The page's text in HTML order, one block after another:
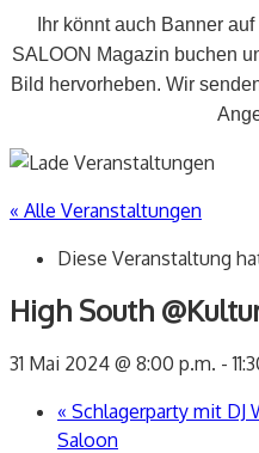
Ihr könnt auch Banner
SALOON Magazin buchen
Bild hervorheben. Wir
« Alle Veranstaltungen
Diese Veranstaltung
High South
31 Mai 2024 @ 8:00 p.m. -
« Schlagerparty mit DJ
Saloon